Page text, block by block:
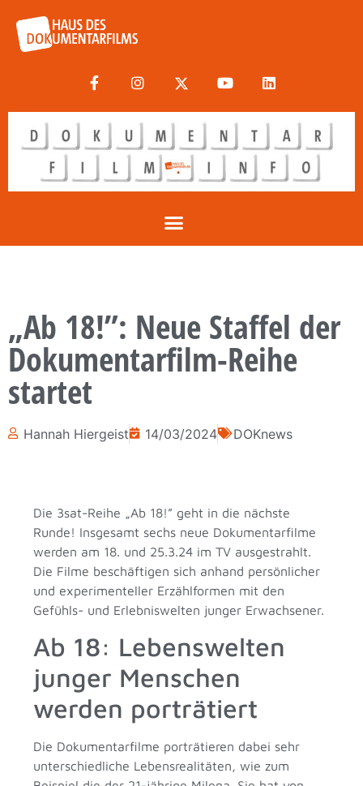
„Ab 18!”: Neue Staffel der
Dokumentarfilm-Reihe
startet
Hannah Hiergeist 14/03/2024 DOKnews
Die 3sat-Reihe „Ab 18!” geht in die nächste
Runde! Insgesamt sechs neue Dokumentarfilme
werden am 18. und 25.3.24 im TV ausgestrahlt.
Die Filme beschäftigen sich anhand persönlicher
und experimenteller Erzählformen mit den
Gefühls- und Erlebniswelten junger Erwachsener.
Ab 18: Lebenswelten
junger Menschen
werden porträtiert
Die Dokumentarfilme porträtieren dabei sehr
unterschiedliche Lebensrealitäten, wie zum